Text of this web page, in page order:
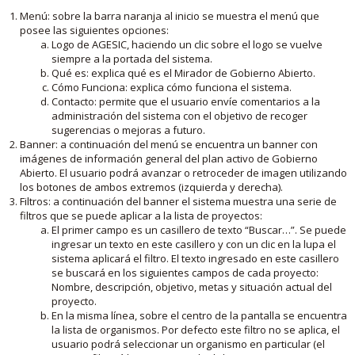
Menú: sobre la barra naranja al inicio se muestra el menú que
posee las siguientes opciones:
Logo de AGESIC, haciendo un clic sobre el logo se vuelve
siempre a la portada del sistema.
Qué es: explica qué es el Mirador de Gobierno Abierto.
Cómo Funciona: explica cómo funciona el sistema.
Contacto: permite que el usuario envíe comentarios a la
administración del sistema con el objetivo de recoger
sugerencias o mejoras a futuro.
Banner: a continuación del menú se encuentra un banner con
imágenes de información general del plan activo de Gobierno
Abierto. El usuario podrá avanzar o retroceder de imagen utilizando
los botones de ambos extremos (izquierda y derecha).
Filtros: a continuación del banner el sistema muestra una serie de
filtros que se puede aplicar a la lista de proyectos:
El primer campo es un casillero de texto “Buscar…”. Se puede
ingresar un texto en este casillero y con un clic en la lupa el
sistema aplicará el filtro. El texto ingresado en este casillero
se buscará en los siguientes campos de cada proyecto:
Nombre, descripción, objetivo, metas y situación actual del
proyecto.
En la misma línea, sobre el centro de la pantalla se encuentra
la lista de organismos. Por defecto este filtro no se aplica, el
usuario podrá seleccionar un organismo en particular (el